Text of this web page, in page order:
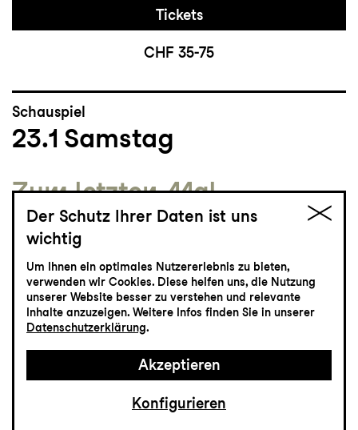
Tickets
CHF 35-75
Schauspiel
23.1 Samstag
Zum letzten Mal
Die Legende von Sleepy
Hollow
Eine Horror-Show von Philipp Löhle
Grosses Haus
19:30 - 21:50
Der Schutz Ihrer Daten ist uns
wichtig
Um Ihnen ein optimales Nutzererlebnis zu bieten,
verwenden wir Cookies. Diese helfen uns, die Nutzung
unserer Website besser zu verstehen und relevante
Inhalte anzuzeigen. Weitere Infos finden Sie in unserer
Datenschutzerklärung.
Akzeptieren
Konfigurieren